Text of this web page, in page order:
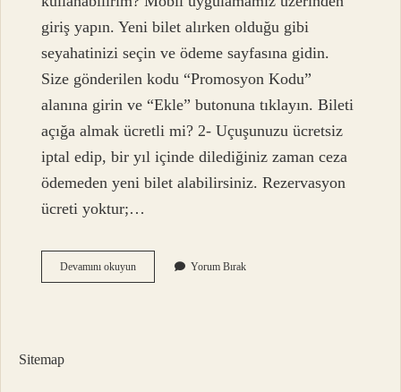
giriş yapın. Yeni bilet alırken olduğu gibi
seyahatinizi seçin ve ödeme sayfasına gidin.
Size gönderilen kodu “Promosyon Kodu”
alanına girin ve “Ekle” butonuna tıklayın. Bileti
açığa almak ücretli mi? 2- Uçuşunuzu ücretsiz
iptal edip, bir yıl içinde dilediğiniz zaman ceza
ödemeden yeni bilet alabilirsiniz. Rezervasyon
ücreti yoktur;…
Devamını okuyunObilet
Bilet
Yorum Bırak
Sitemap